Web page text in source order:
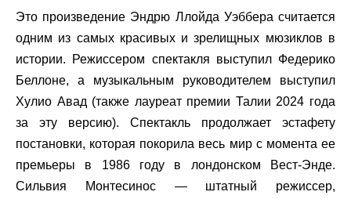
Это произведение Эндрю Ллойда Уэббера считается
одним из самых красивых и зрелищных мюзиклов в
истории. Режиссером спектакля выступил Федерико
Беллоне, а музыкальным руководителем выступил
Хулио Авад (также лауреат премии Талии 2024 года
за эту версию). Спектакль продолжает эстафету
постановки, которая покорила весь мир с момента ее
премьеры в 1986 году в лондонском Вест-Энде.
Сильвия Монтесинос — штатный режиссер,